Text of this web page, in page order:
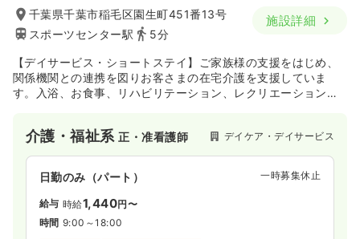
千葉県千葉市稲毛区園生町451番13号
スポーツセンター駅
5分
施設詳細
【デイサービス・ショートステイ】ご家族様の支援をはじめ、
関係機関との連携を図りお客さまの在宅介護を支援していま
す。入浴、お食事、リハビリテーション、レクリエーションな
介護・福祉系正・准看護師 デイケア・デイサービス
日勤のみ（パート） 一時募集休止
給与 時給1,440円〜
時間 9:00～18:00